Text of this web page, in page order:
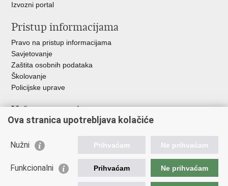
Izvozni portal
Pristup informacijama
Pravo na pristup informacijama
Savjetovanje
Zaštita osobnih podataka
Školovanje
Policijske uprave
Važne poveznice
Ministarstvo unutarnjih poslova
Muzej policije
Centar za mentalno zdravlje
Ova stranica upotrebljava kolačiće
Nužni Prihvaćam Ne prihvaćam
Funkcionalni Prihvaćam Ne prihvaćam